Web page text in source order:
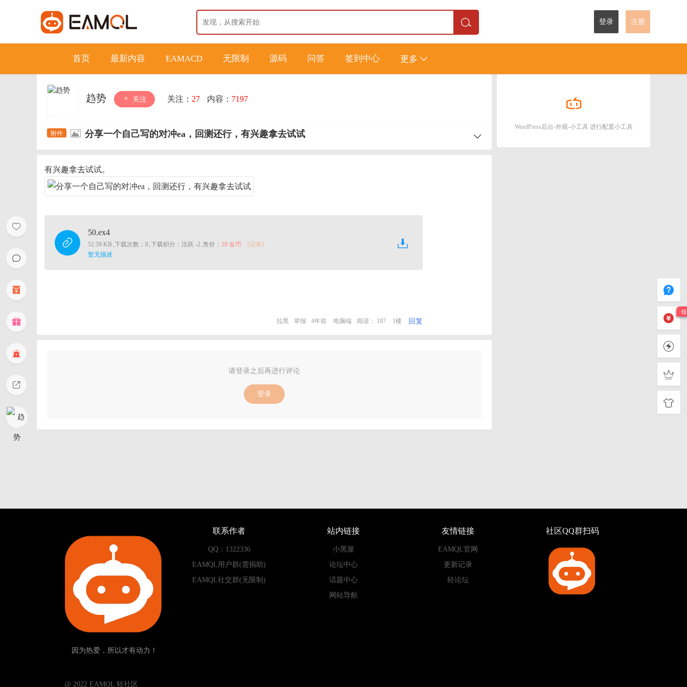
登录 注册
首页 最新内容 EAMACD 无限制 源码 问答 签到中心 更多
趋势 关注 关注： 27 内容： 7197
分享一个自己写的对冲ea，回测还行，有兴趣拿去试试
有兴趣拿去试试。
50.ex4
52.59 KB ,下载次数：0 ,下载积分：活跃 -2 ,售价： 10 金币
[记录]
暂无描述
拉黑 举报 4年前 电脑端 阅读： 187 1楼 回复
请登录之后再进行评论
登录
WordPress后台-外观-小工具 进行配置小工具
因为热爱，所以才有动力！
联系作者
QQ：1322336
EAMQL用户群(需捐助)
EAMQL社交群(无限制)
站内链接
小黑屋
论坛中心
话题中心
网站导航
友情链接
EAMQL官网
更新记录
轻论坛
社区QQ群扫码
­­­­­ @ 2022 EAMQL 轻社区